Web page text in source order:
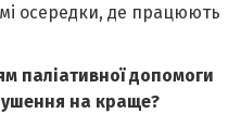
осередки, де працюють
паліативної допомоги
на краще?